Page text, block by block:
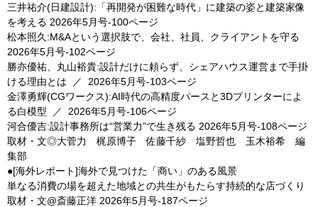
三井祐介(日建設計):「再開発が困難な時代」に建築の姿と建築家像
を考える 2026年5月号-100ページ
松本照久:M&Aという選択肢で、会社、社員、クライアントを守る
2026年5月号-102ページ
勝亦優祐、丸山裕貴:設計だけに頼らず、シェアハウス運営まで手掛
ける理由とは ／ 2026年5月号-103ページ
金澤勇輝(CGワークス):AI時代の高精度パースと3Dプリンターによ
る白模型 ／ 2026年5月号-106ページ
河合優吉:設計事務所は“営業力”で生き残る 2026年5月号-108ページ
取材・文◎大菅力 梶原博子 佐藤千紗 塩野哲也 玉木裕希 編
集部
●[海外レポート]海外で見つけた「商い」のある風景
単なる消費の場を超えた地域との共生がもたらす持続的な店づくり
取材・文@斎藤正洋 2026年5月号-187ページ